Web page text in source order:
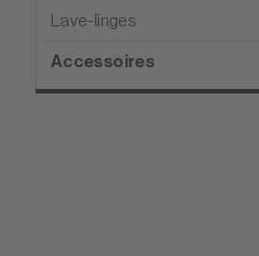
Lave-linges
Accessoires